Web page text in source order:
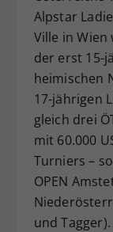
Alpstar
Ville in
der erst 15-
heimischen
17-jährigen
gleich drei
mit 60.000
Turniers –
OPEN
und Tagger).
Zweck